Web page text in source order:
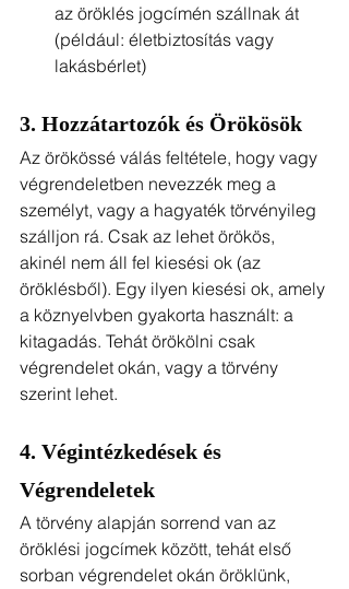
az öröklés jogcímén szállnak át
(például: életbiztosítás vagy
lakásbérlet)
3. Hozzátartozók és Örökösök
Az örökössé válás feltétele, hogy vagy
végrendeletben nevezzék meg a
személyt, vagy a hagyaték törvényileg
szálljon rá. Csak az lehet örökös,
akinél nem áll fel kiesési ok (az
öröklésből). Egy ilyen kiesési ok, amely
a köznyelvben gyakorta használt: a
kitagadás. Tehát örökölni csak
végrendelet okán, vagy a törvény
szerint lehet.
4. Végintézkedések és
Végrendeletek
A törvény alapján sorrend van az
öröklési jogcímek között, tehát első
sorban végrendelet okán öröklünk,